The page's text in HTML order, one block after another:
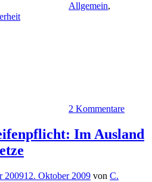
Allgemein,
2 Kommentare
Im Ausland
200912. Oktober 2009 von C.